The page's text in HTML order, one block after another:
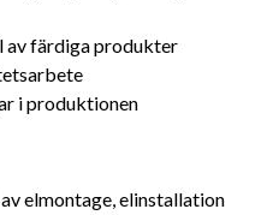
av färdiga produkter
i produktionen
elmontage, elinstallation